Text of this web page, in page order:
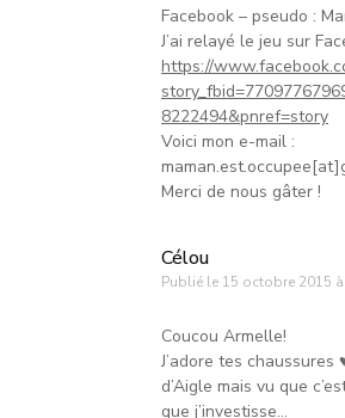
Facebook – pseudo :
J’ai relayé le jeu sur
https://
8222494&pnref=story
Voici mon e-mail :
Merci de nous gâter !
Célou
Publié le 15 octobre 2015
Coucou Armelle!
J’adore tes chaussures
d’Aigle mais vu que
que j’investisse…